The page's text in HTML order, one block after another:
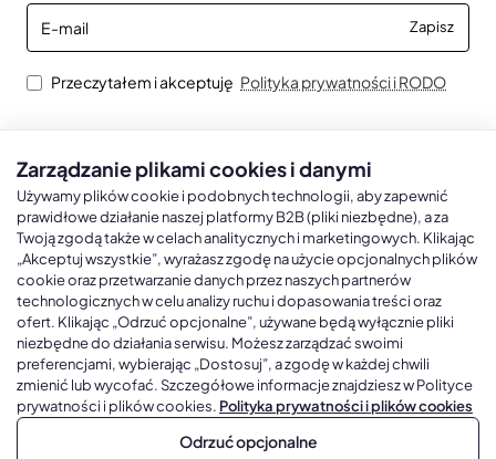
E-
mail
Zapisz
Przeczytałem i akceptuję Polityka prywatności i RODO
Kalendarze książkowe A5
Kalendarze książkowe A4
Kalendarze książkowe B5
Kalendarze książkowe A6 i B6
Kalendarze książkowe z własną oprawą
Kalendarze Ścienne
Kalendarze trójdzielne
Kalendarze jednodzielne
Kalendarze czterodzielne
Kalendarze Wieloplanszowe
Kalendarze Wielopanszowe, Plakatowe
Zarządzanie plikami cookies i danymi
Używamy plików cookie i podobnych technologii, aby zapewnić
prawidłowe działanie naszej platformy B2B (pliki niezbędne), a za
Twoją zgodą także w celach analitycznych i marketingowych. Klikając
„Akceptuj wszystkie”, wyrażasz zgodę na użycie opcjonalnych plików
cookie oraz przetwarzanie danych przez naszych partnerów
technologicznych w celu analizy ruchu i dopasowania treści oraz
ofert. Klikając „Odrzuć opcjonalne”, używane będą wyłącznie pliki
niezbędne do działania serwisu. Możesz zarządzać swoimi
preferencjami, wybierając „Dostosuj”, a zgodę w każdej chwili
zmienić lub wycofać. Szczegółowe informacje znajdziesz w Polityce
prywatności i plików cookies. Polityka prywatności i plików cookies
Odrzuć opcjonalne